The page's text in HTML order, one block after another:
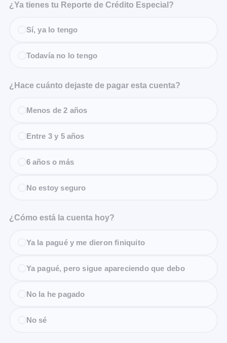
¿Ya tienes tu Reporte de Crédito Especial?
Sí, ya lo tengo
Todavía no lo tengo
¿Hace cuánto dejaste de pagar esta cuenta?
Menos de 2 años
Entre 3 y 5 años
6 años o más
No estoy seguro
¿Cómo está la cuenta hoy?
Ya la pagué y me dieron finiquito
Ya pagué, pero sigue apareciendo que debo
No la he pagado
No sé